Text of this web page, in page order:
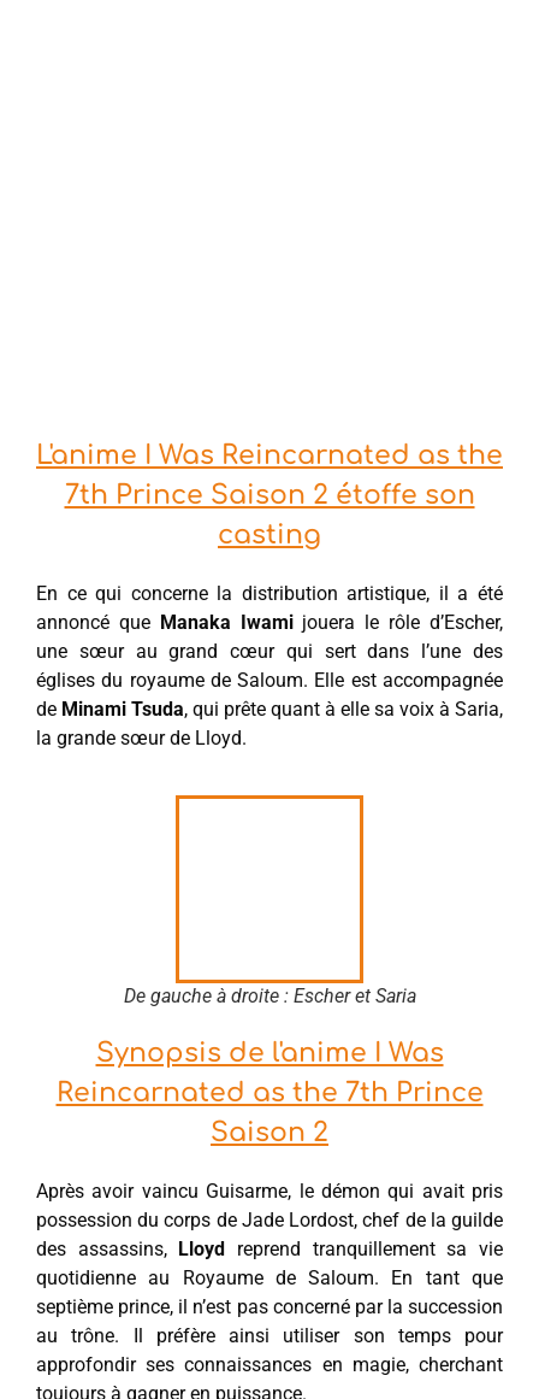
L'anime I Was Reincarnated as the
7th Prince Saison 2 étoffe son
casting
En ce qui concerne la distribution artistique, il a été
annoncé que Manaka Iwamijouera le rôle d’Escher,
une sœur au grand cœur qui sert dans l’une des
églises du royaume de Saloum. Elle est accompagnée
de Minami Tsuda, qui prête quant à elle sa voix à Saria,
la grande sœur de Lloyd.
De gauche à droite : Escher et Saria
Synopsis de l'anime I Was
Reincarnated as the 7th Prince
Saison 2
Après avoir vaincu Guisarme, le démon qui avait pris
possession du corps de Jade Lordost, chef de la guilde
des assassins,
Lloyd
reprend tranquillement sa vie
quotidienne au Royaume de Saloum. En tant que
septième prince, il n’est pas concerné par la succession
au trône. Il préfère ainsi utiliser son temps pour
approfondir ses connaissances en magie, cherchant
toujours à gagner en puissance.